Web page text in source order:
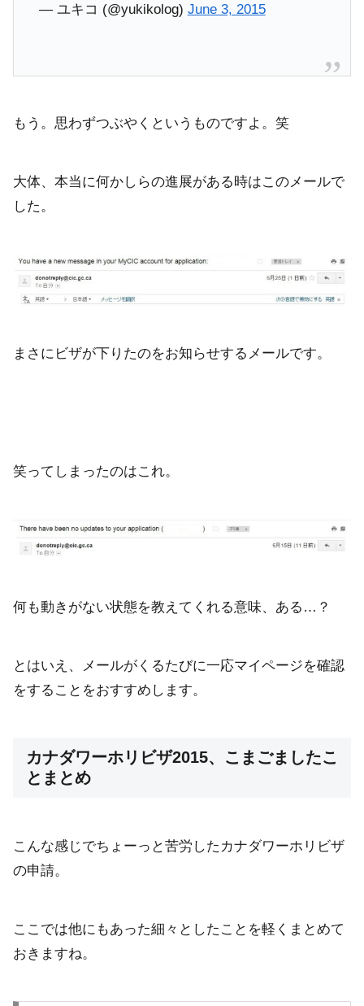
— ユキコ (@yukikolog) June 3, 2015
もう。思わずつぶやくというものですよ。笑
大体、本当に何かしらの進展がある時はこのメールで
した。
まさにビザが下りたのをお知らせするメールです。
笑ってしまったのはこれ。
何も動きがない状態を教えてくれる意味、ある…？
とはいえ、メールがくるたびに一応マイページを確認
をすることをおすすめします。
カナダワーホリビザ2015、こまごましたこ
とまとめ
こんな感じでちょーっと苦労したカナダワーホリビザ
の申請。
ここでは他にもあった細々としたことを軽くまとめて
おきますね。